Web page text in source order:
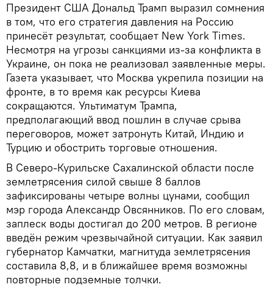
Президент США Дональд Трамп выразил сомнения
в том, что его стратегия давления на Россию
принесёт результат, сообщает New York Times.
Несмотря на угрозы санкциями из-за конфликта в
Украине, он пока не реализовал заявленные меры.
Газета указывает, что Москва укрепила позиции на
фронте, в то время как ресурсы Киева
сокращаются. Ультиматум Трампа,
предполагающий ввод пошлин в случае срыва
переговоров, может затронуть Китай, Индию и
Турцию и обострить торговые отношения.
В Северо-Курильске Сахалинской области после
землетрясения силой свыше 8 баллов
зафиксированы четыре волны цунами, сообщил
мэр города Александр Овсянников. По его словам,
заплеск воды достигал до 200 метров. В регионе
введён режим чрезвычайной ситуации. Как заявил
губернатор Камчатки, магнитуда землетрясения
составила 8,8, и в ближайшее время возможны
повторные подземные толчки.